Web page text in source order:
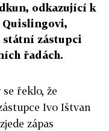
odkazující k
státní zástupci
řadách.
řeklo, že
Ivo Ištvan
zápas